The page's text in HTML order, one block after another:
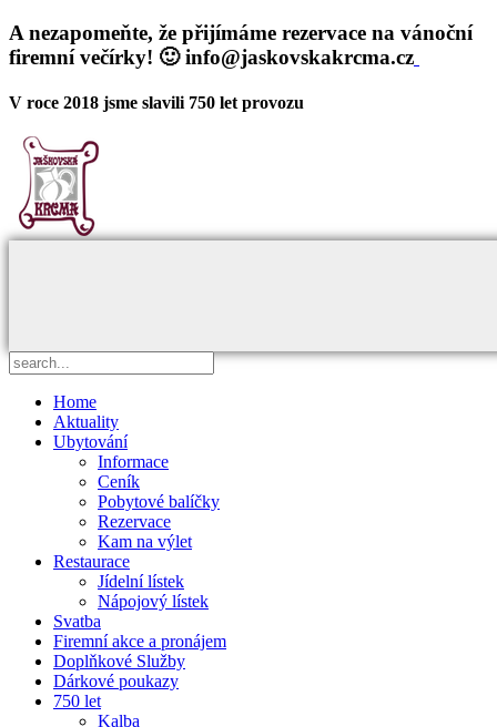
A nezapomeňte, že přijímáme rezervace na vánoční
firemní večírky! 🙂 info@jaskovskakrcma.cz
V roce 2018 jsme slavili 750 let provozu
Home
Aktuality
Ubytování
Informace
Ceník
Pobytové balíčky
Rezervace
Kam na výlet
Restaurace
Jídelní lístek
Nápojový lístek
Svatba
Firemní akce a pronájem
Doplňkové Služby
Dárkové poukazy
750 let
Kalba